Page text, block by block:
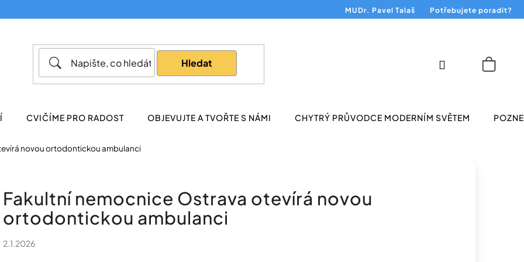
MUDr. Pavel Talaš Potřebujete poradit?
Hledat
CVIČÍME PRO RADOST OBJEVUJTE A TVOŘTE S NÁMI CHYTRÝ PRŮVODCE MODERNÍM SVĚTEM
Přihlášení
novou ortodontickou ambulanci
Fakultní nemocnice Ostrava otevírá novou
ortodontickou ambulanci
2.1.2026
Co potřebujete najít?